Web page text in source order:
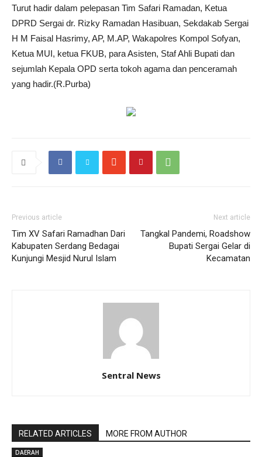
Turut hadir dalam pelepasan Tim Safari Ramadan, Ketua
DPRD Sergai dr. Rizky Ramadan Hasibuan, Sekdakab Sergai
H M Faisal Hasrimy, AP, M.AP, Wakapolres Kompol Sofyan,
Ketua MUI, ketua FKUB, para Asisten, Staf Ahli Bupati dan
sejumlah Kepala OPD serta tokoh agama dan penceramah
yang hadir.(R.Purba)
Previous article
Tim XV Safari Ramadhan Dari
Kabupaten Serdang Bedagai
Kunjungi Mesjid Nurul Islam
Next article
Tangkal Pandemi, Roadshow
Bupati Sergai Gelar di
Kecamatan
Sentral News
RELATED ARTICLES MORE FROM AUTHOR
DAERAH